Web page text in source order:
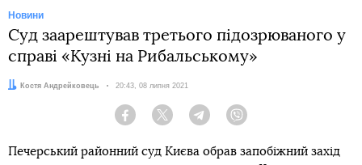
Новини
Суд заарештував третього підозрюваного у
справі «Кузні на Рибальському»
Автор:Костя Андрейковець Дата:
20:43, 08 липня 2021
Facebook Twitter Telegram
Печерський районний суд Києва обрав запобіжний захід